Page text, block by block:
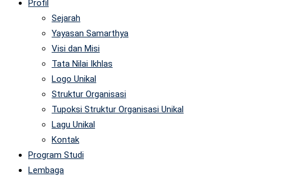
Profil
Sejarah
Yayasan Samarthya
Visi dan Misi
Tata Nilai Ikhlas
Logo Unikal
Struktur Organisasi
Tupoksi Struktur Organisasi Unikal
Lagu Unikal
Kontak
Program Studi
Lembaga